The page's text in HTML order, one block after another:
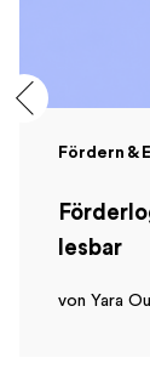
Fördern &
lesbar
von Yara